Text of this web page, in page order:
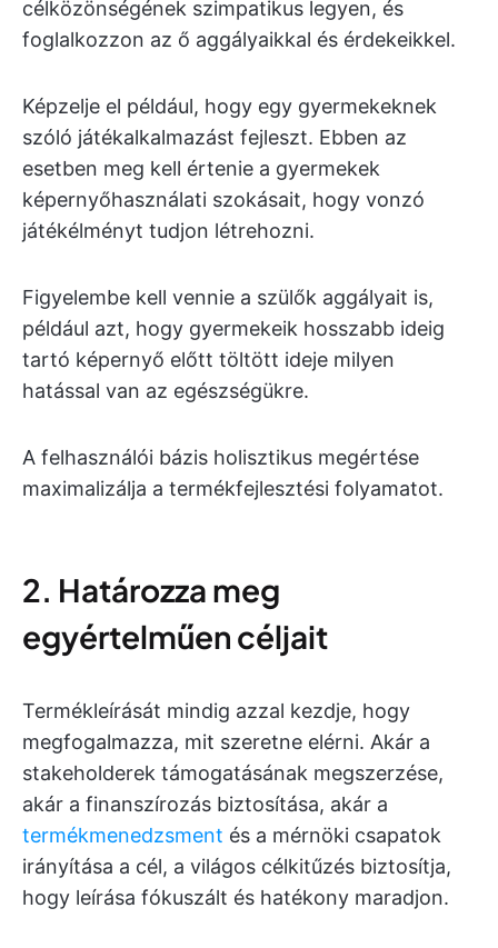
célközönségének szimpatikus legyen, és
foglalkozzon az ő aggályaikkal és érdekeikkel.
Képzelje el például, hogy egy gyermekeknek
szóló játékalkalmazást fejleszt. Ebben az
esetben meg kell értenie a gyermekek
képernyőhasználati szokásait, hogy vonzó
játékélményt tudjon létrehozni.
Figyelembe kell vennie a szülők aggályait is,
például azt, hogy gyermekeik hosszabb ideig
tartó képernyő előtt töltött ideje milyen
hatással van az egészségükre.
A felhasználói bázis holisztikus megértése
maximalizálja a termékfejlesztési folyamatot.
2. Határozza meg
egyértelműen céljait
Termékleírását mindig azzal kezdje, hogy
megfogalmazza, mit szeretne elérni. Akár a
stakeholderek támogatásának megszerzése,
akár a finanszírozás biztosítása, akár a
termékmenedzsment és a mérnöki csapatok
irányítása a cél, a világos célkitűzés biztosítja,
hogy leírása fókuszált és hatékony maradjon.